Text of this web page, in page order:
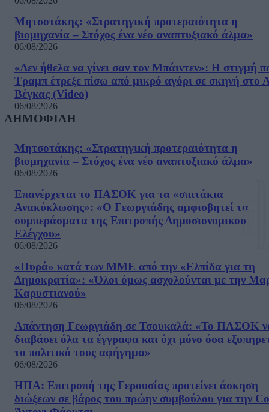
Μητσοτάκης: «Στρατηγική προτεραιότητα η
βιομηχανία – Στόχος ένα νέο αναπτυξιακό άλμα»
06/08/2026
«Δεν ήθελα να γίνει σαν τον Μπάιντεν»: Η στιγμή
Τραμπ έτρεξε πίσω από μικρό αγόρι σε σκηνή στο
Βέγκας (Video)
06/08/2026
ΔΗΜΟΦΙΛΗ
Μητσοτάκης: «Στρατηγική προτεραιότητα η
βιομηχανία – Στόχος ένα νέο αναπτυξιακό άλμα»
06/08/2026
Επανέρχεται το ΠΑΣΟΚ για τα «σπιτάκια
Ανακύκλωσης»: «Ο Γεωργιάδης αμφισβητεί τα
συμπεράσματα της Επιτροπής Δημοσιονομικού
Ελέγχου»
06/08/2026
«Πυρά» κατά των ΜΜΕ από την «Ελπίδα για τη
Δημοκρατία»: «Όλοι όμως ασχολούνται με την
Καρυστιανού»
06/08/2026
Απάντηση Γεωργιάδη σε Τσουκαλά: «Το ΠΑΣΟΚ
διαβάσει όλα τα έγγραφα και όχι μόνο όσα
το πολιτικό τους αφήγημα»
06/08/2026
ΗΠΑ: Επιτροπή της Γερουσίας προτείνει άσκηση
διώξεων σε βάρος του πρώην συμβούλου για την